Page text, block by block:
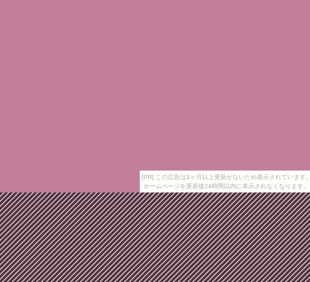
[PR] この広告は3ヶ月以上更新がないため表示されています。
ホームページを更新後24時間以内に表示されなくなります。